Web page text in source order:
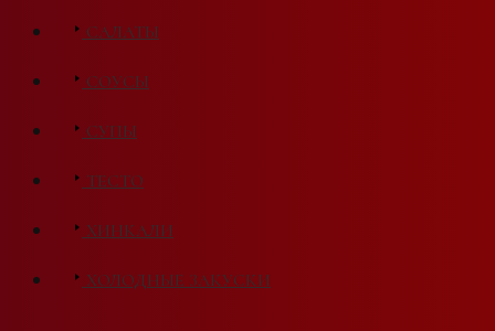
САЛАТЫ
СОУСЫ
СУПЫ
ТЕСТО
ХИНКАЛИ
ХОЛОДНЫЕ ЗАКУСКИ